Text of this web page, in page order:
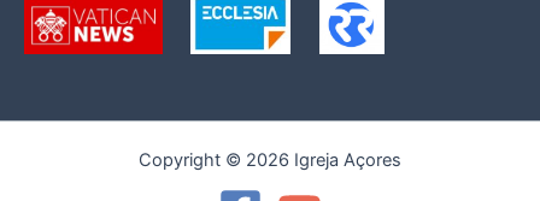
Copyright © 2026 Igreja Açores